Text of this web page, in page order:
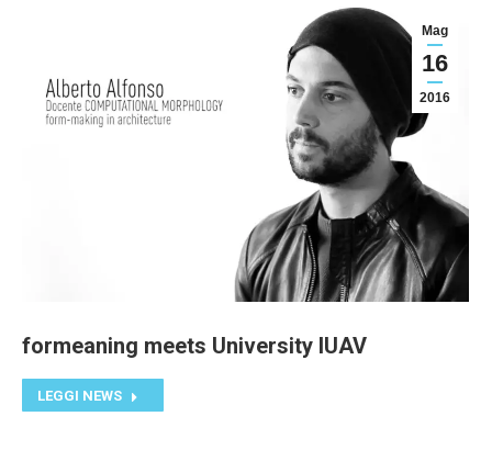
Mag
16
2016
formeaning meets University IUAV
LEGGI NEWS